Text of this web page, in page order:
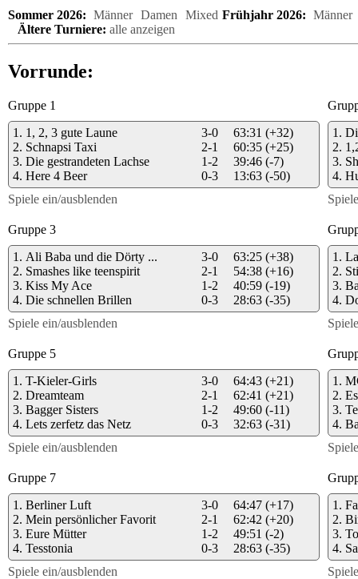
Sommer 2026: Männer Damen Mixed Frühjahr 2026: Männer
Ältere Turniere: alle anzeigen
Vorrunde:
Gruppe 1
1. 1, 2, 3 gute Laune 3-0 63:31 (+32)
2. Schnapsi Taxi 2-1 60:35 (+25)
3. Die gestrandeten Lachse 1-2 39:46 (-7)
4. Here 4 Beer 0-3 13:63 (-50)
Spiele ein/ausblenden
1.
2.
3.
4.
Gruppe 3
1. Ali Baba und die Dörty ... 3-0 63:25 (+38)
2. Smashes like teenspirit 2-1 54:38 (+16)
3. Kiss My Ace 1-2 40:59 (-19)
4. Die schnellen Brillen 0-3 28:63 (-35)
Spiele ein/ausblenden
1.
2.
3.
4.
Gruppe 5
1. T-Kieler-Girls 3-0 64:43 (+21)
2. Dreamteam 2-1 62:41 (+21)
3. Bagger Sisters 1-2 49:60 (-11)
4. Lets zerfetz das Netz 0-3 32:63 (-31)
Spiele ein/ausblenden
1.
2.
3.
4.
Gruppe 7
1. Berliner Luft 3-0 64:47 (+17)
2. Mein persönlicher Favorit 2-1 62:42 (+20)
3. Eure Mütter 1-2 49:51 (-2)
4. Tesstonia 0-3 28:63 (-35)
Spiele ein/ausblenden
1.
2.
3.
4.